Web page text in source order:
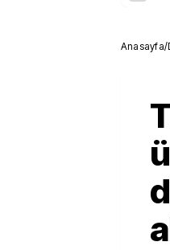
Anasayfa/